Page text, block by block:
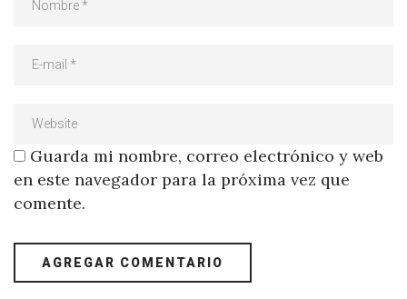
Guarda mi nombre, correo electrónico y web
en este navegador para la próxima vez que
comente.